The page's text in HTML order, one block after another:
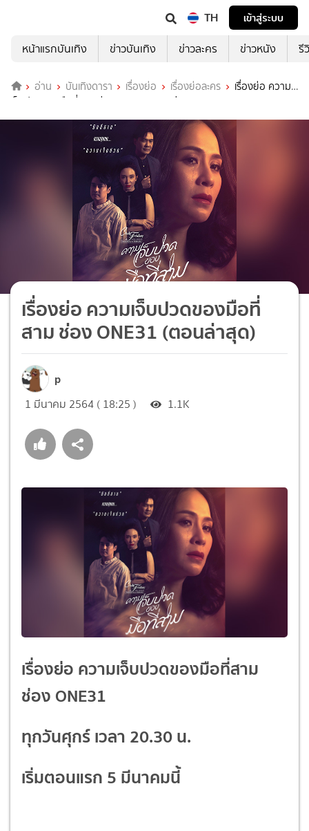
TH
เข้าสู่ระบบ
หน้าแรกบันเทิง
ข่าวบันเทิง ข่าวละคร ข่าวหนัง รี
อ่าน บันเทิงดารา เรื่องย่อ เรื่องย่อละคร
เรื่องย่อ ความ
เจ็บปวดของมือที่สาม ช่อง ONE31 (ตอนล่าสุด)
เรื่องย่อ ความเจ็บปวดของมือที่
สาม ช่อง ONE31 (ตอนล่าสุด)
p
1 มีนาคม 2564 ( 18:25 ) 1.1K
เรื่องย่อ ความเจ็บปวดของมือที่สาม
ช่อง ONE31
ทุกวันศุกร์ เวลา 20.30 น.
เริ่มตอนแรก 5 มีนาคมนี้